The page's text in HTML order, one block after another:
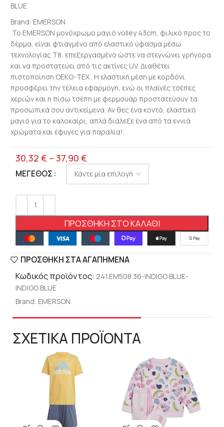
BLUE
Brand: EMERSON
.Το EMERSON μονόχρωμο μαγιό volley 43cm, φιλικό προς το
δέρμα, είναι φτιαγμένο από ελαστικό ύφασμα μέσω
τεχνολογίας T8, επεξεργασμένο ώστε να στεγνώνει γρήγορα
και να προστατεύει από τις ακτίνες UV. Διαθέτει
πιστοποίηση OEKO-TEX . Η ελαστική μέση με κορδόνι
προσφέρει την τέλεια εφαρμογή, ενώ οι πλαϊνές τσέπες
χεριών και η πίσω τσέπη με φερμουάρ προστατεύουν τα
προσωπικά σου αντικείμενα. Αν θες ένα κοντό, ελαστικό
μαγιό για το καλοκαίρι, απλά διάλεξε ένα από τα εννιά
χρώματα και έφυγες για παραλία!.
30,32 € – 37,90 €
ΜΈΓΕΘΟΣ
ΠΡΟΣΘΉΚΗ ΣΤΟ ΚΑΛΆΘΙ
ΠΡΟΣΘΉΚΗ ΣΤΑ ΑΓΑΠΗΜΈΝΑ
Κωδικός προϊόντος: 241.EM508.36-INDIGO BLUE-
INDIGO BLUE
Brand: EMERSON
ΣΧΕΤΙΚΑ ΠΡΟΪΟΝΤΑ